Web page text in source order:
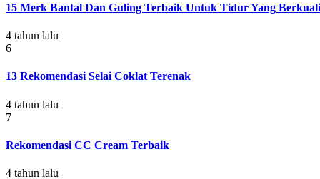
15 Merk Bantal Dan Guling Terbaik Untuk Tidur Yang
4 tahun lalu
6
13 Rekomendasi Selai Coklat Terenak
4 tahun lalu
7
Rekomendasi CC Cream Terbaik
4 tahun lalu